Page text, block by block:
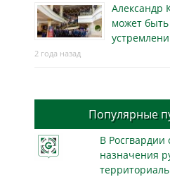
Александр
может
2 года назад
Популярные
В Росгвардии
назначения